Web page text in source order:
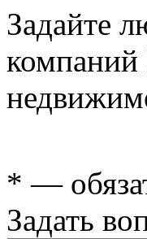
Задайте
* —
Задать